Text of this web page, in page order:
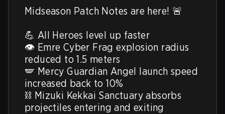
Midseason Patch Notes are here! 🚨
💪 All Heroes level up faster
👁️ Emre Cyber Frag explosion radius
reduced to 1.5 meters
🪽 Mercy Guardian Angel launch speed
increased back to 10%
⛓️ Mizuki Kekkai Sanctuary absorbs
projectiles entering and exiting